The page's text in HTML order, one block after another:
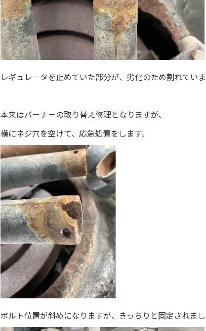
レギュレ－タを止めていた部分が、劣化のため割れてい
本来はバーナ－の取り替え修理となりますが、
横にネジ穴を空けて、応急処置をします。
ボルト位置が斜めになりますが、きっちりと固定されま